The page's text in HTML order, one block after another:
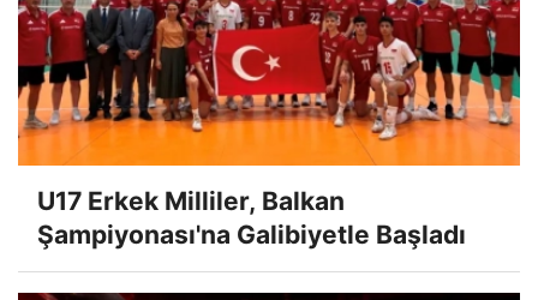
U17 Erkek Milliler, Balkan
Şampiyonası'na Galibiyetle Başladı